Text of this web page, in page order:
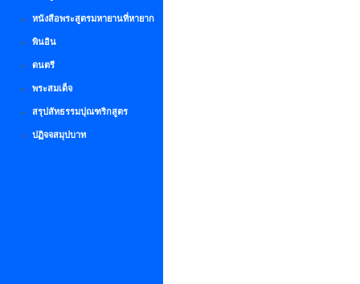
หนังสือพระสูตรมหายานที่หายาก
พินอิน
ดนตรี
พระสมเด็จ
สรุปสัทธรรมปุณฑริกสูตร
ปฏิจจสมุปบาท